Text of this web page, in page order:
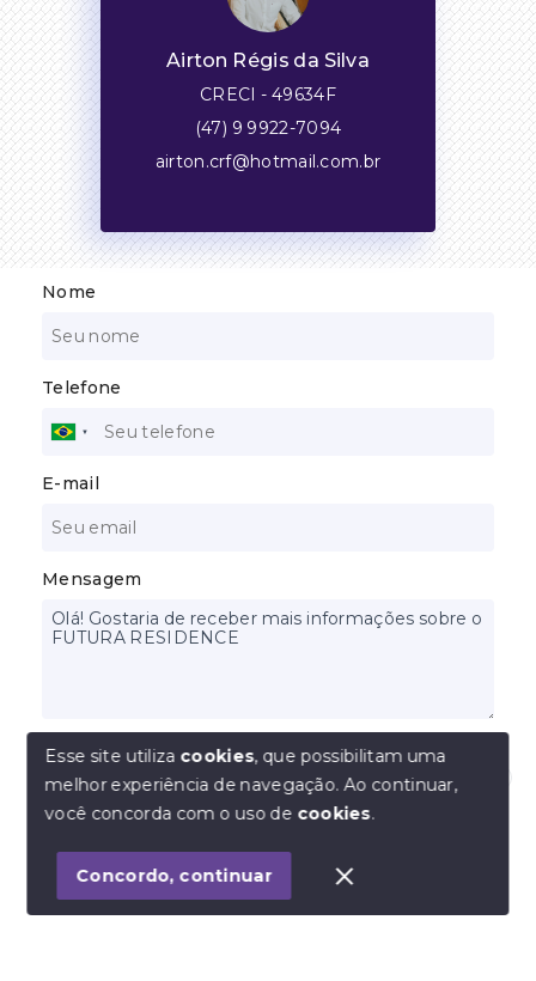
Airton Régis da Silva
CRECI -49634F
(47) 9 9922-7094
airton.crf@hotmail.com.br
Nome
Telefone
E-mail
Mensagem
Concordo com a
Política de Privacidade
Enviar por:
WhatsApp
Olá! Estamos disponíveis para te ajudar.
Esse site utiliza cookies, que possibilitam uma
melhor experiência de navegação.Ao continuar,
você concorda com o uso de cookies.
Concordo, continuar